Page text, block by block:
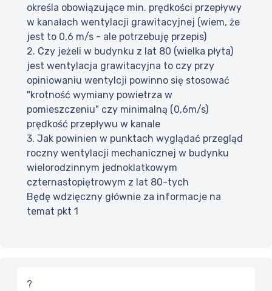
określa obowiązujące min. prędkości przepływy
w kanałach wentylacji grawitacyjnej (wiem, że
jest to 0,6 m/s - ale potrzebuję przepis)
2. Czy jeżeli w budynku z lat 80 (wielka płyta)
jest wentylacja grawitacyjna to czy przy
opiniowaniu wentylcji powinno się stosować
"krotność wymiany powietrza w
pomieszczeniu" czy minimalną (0,6m/s)
prędkość przepływu w kanale
3. Jak powinien w punktach wyglądać przegląd
roczny wentylacji mechanicznej w budynku
wielorodzinnym jednoklatkowym
czternastopiętrowym z lat 80-tych
Będę wdzięczny głównie za informacje na
temat pkt 1
?